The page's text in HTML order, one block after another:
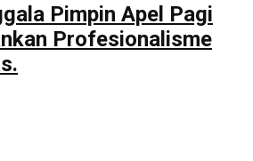
Pimpin Apel Pagi
Profesionalisme